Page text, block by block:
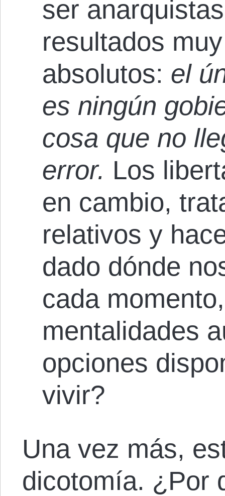
ser
resultados
absolutos: el
es ningún
cosa que no
error. Los
en cambio,
relativos y
dado dónde
cada
mentalidades
opciones
vivir?
Una vez más,
dicotomía. ¿Por